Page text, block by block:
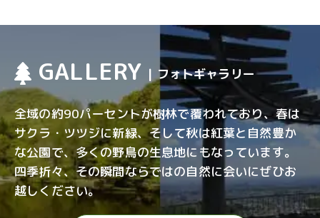
GALLERY | フォトギャラリー
全域の約90パーセントが樹林で覆われており、春は
サクラ・ツツジに新緑、そして秋は紅葉と自然豊か
な公園で、多くの野鳥の生息地にもなっています。
四季折々、その瞬間ならではの自然に会いにぜひお
越しください。